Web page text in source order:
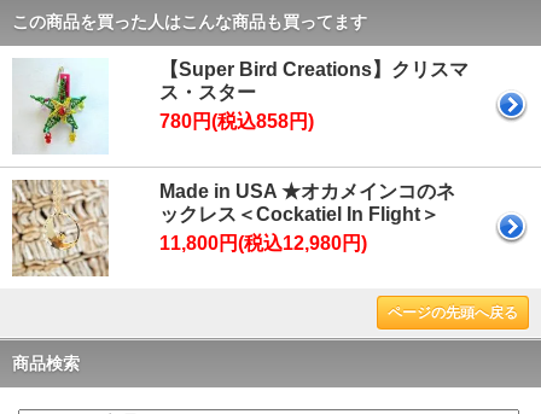
この商品を買った人はこんな商品も買ってます
【Super Bird Creations】クリスマ
ス・スター
780円(税込858円)
Made in USA ★オカメインコのネ
ックレス＜Cockatiel In Flight＞
11,800円(税込12,980円)
ページの先頭へ戻る
商品検索